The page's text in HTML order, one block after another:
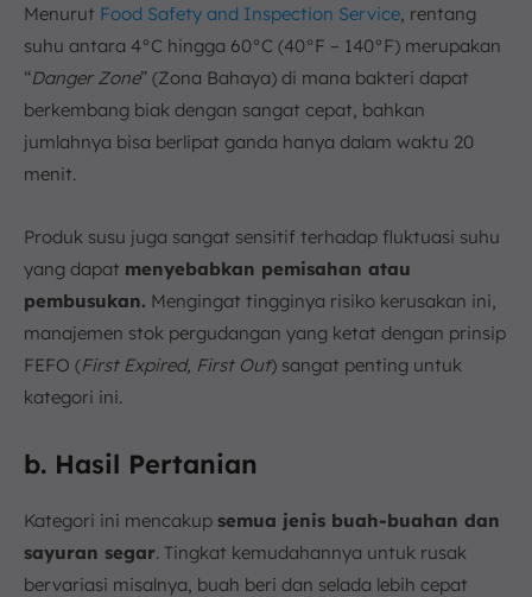
Menurut Food Safety and Inspection Service , rentang
suhu antara 4°C hingga 60°C (40°F – 140°F) merupakan
“Danger Zone” (Zona Bahaya) di mana bakteri dapat
berkembang biak dengan sangat cepat, bahkan
jumlahnya bisa berlipat ganda hanya dalam waktu 20
menit.
Produk susu juga sangat sensitif terhadap fluktuasi suhu
yang dapat menyebabkan pemisahan atau
pembusukan. Mengingat tingginya risiko kerusakan ini,
manajemen stok pergudangan yang ketat dengan prinsip
FEFO (First Expired, First Out) sangat penting untuk
kategori ini.
b. Hasil Pertanian
Kategori ini mencakup semua jenis buah-buahan dan
sayuran segar. Tingkat kemudahannya untuk rusak
bervariasi misalnya, buah beri dan selada lebih cepat